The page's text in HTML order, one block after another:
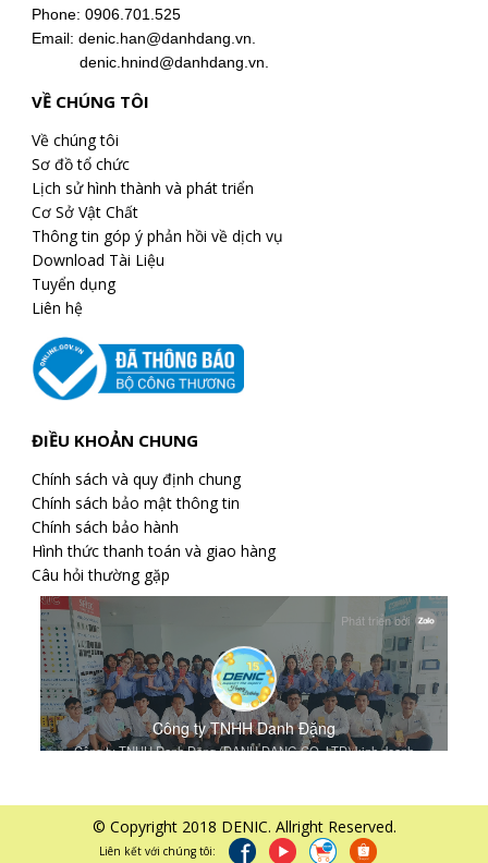
Phone: 0906.701.525
Email: denic.han@danhdang.vn.
denic.hnind@danhdang.vn.
VỀ CHÚNG TÔI
Về chúng tôi
Sơ đồ tổ chức
Lịch sử hình thành và phát triển
Cơ Sở Vật Chất
Thông tin góp ý phản hồi về dịch vụ
Download Tài Liệu
Tuyển dụng
Liên hệ
ĐIỀU KHOẢN CHUNG
Chính sách và quy định chung
Chính sách bảo mật thông tin
Chính sách bảo hành
Hình thức thanh toán và giao hàng
Câu hỏi thường gặp
© Copyright 2018 DENIC. Allright Reserved.
Liên kết với chúng tôi: